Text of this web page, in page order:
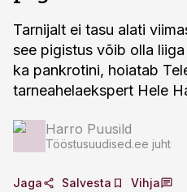
Tarnijalt ei tasu alati
see pigistus võib olla
ka pankrotini, hoiatab
tarneahelaekspert Hele
Harro Puusild
Tööstusuudised.ee juht
Jaga Salvesta Vihja